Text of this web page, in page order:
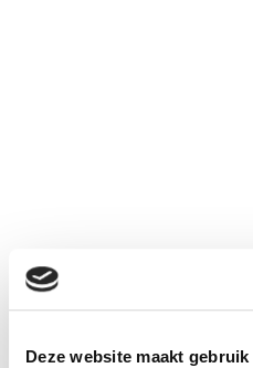
Deze website maakt
4000
3,7V Li-ion